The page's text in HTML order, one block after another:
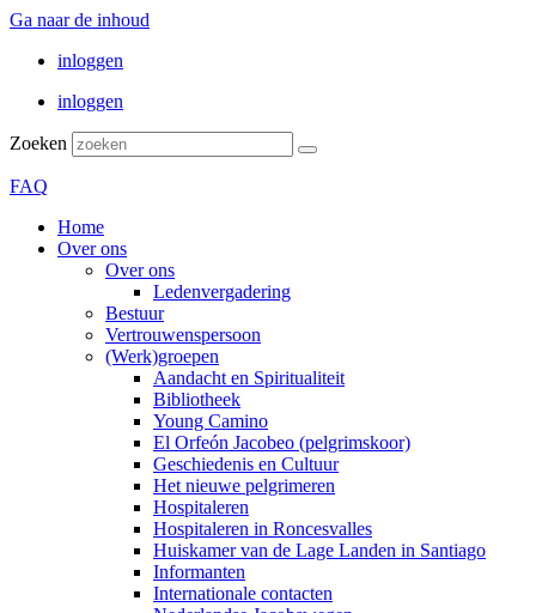
Ga naar de inhoud
inloggen
inloggen
Zoeken
FAQ
Home
Over ons
Over ons
Ledenvergadering
Bestuur
Vertrouwenspersoon
(Werk)groepen
Aandacht en Spiritualiteit
Bibliotheek
Young Camino
El Orfeón Jacobeo (pelgrimskoor)
Geschiedenis en Cultuur
Het nieuwe pelgrimeren
Hospitaleren
Hospitaleren in Roncesvalles
Huiskamer van de Lage Landen in Santiago
Informanten
Internationale contacten